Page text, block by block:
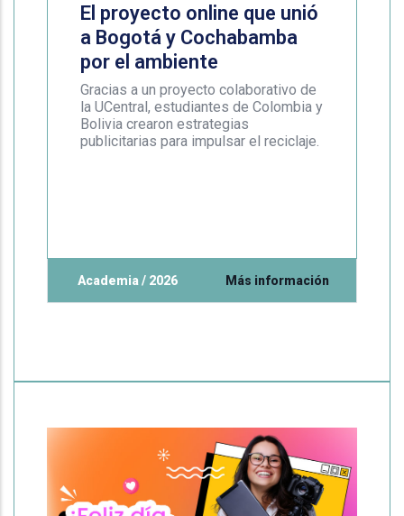
El proyecto online que unió
a Bogotá y Cochabamba
por el ambiente
Gracias a un proyecto colaborativo de
la UCentral, estudiantes de Colombia y
Bolivia crearon estrategias
publicitarias para impulsar el reciclaje.
Academia / 2026 Más información